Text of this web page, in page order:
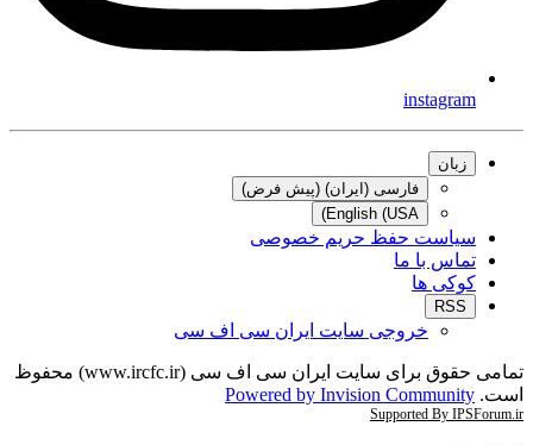
instagram
زبان
فارسی (ایران) (پیش فرض)
English (USA)
سیاست حفظ حریم خصوصی
تماس با ما
کوکی ها
RSS
خروجی سایت ایران سی اف سی
تمامی حقوق برای سایت ایران سی اف سی (www.ircfc.ir) محفوظ
است. Powered by Invision Community
Supported By IPSForum.ir